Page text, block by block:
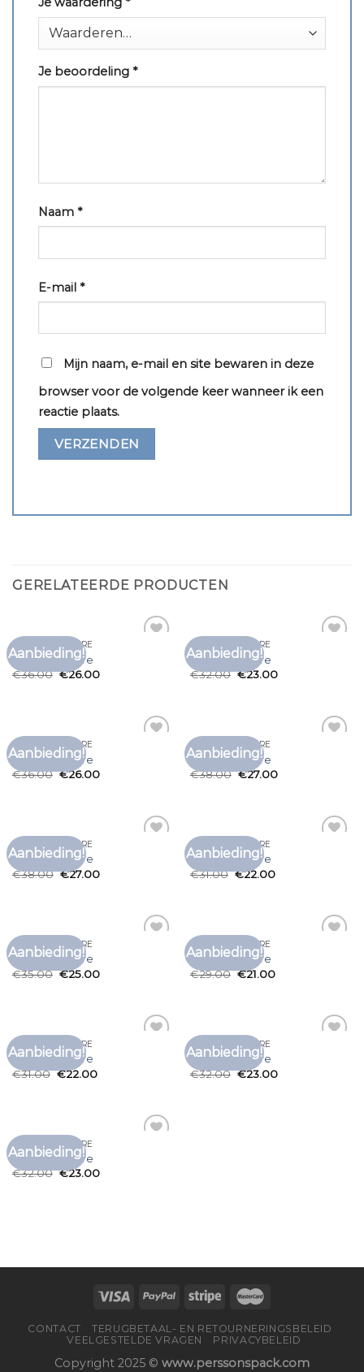
Je beoordeling *
Naam *
E-mail *
Mijn naam, e-mail en site bewaren in deze
browser voor de volgende keer wanneer ik een
reactie plaats.
GERELATEERDE PRODUCTEN
Aanbieding!
T SHIRT THE CURE
t shirt the cure
€36.00 €26.00
Aanbieding!
T SHIRT THE CURE
t shirt the cure
€32.00 €23.00
Aanbieding!
T SHIRT THE CURE
t shirt the cure
€36.00 €26.00
Aanbieding!
T SHIRT THE CURE
t shirt the cure
€38.00 €27.00
Aanbieding!
T SHIRT THE CURE
t shirt the cure
€38.00 €27.00
Aanbieding!
T SHIRT THE CURE
t shirt the cure
€31.00 €22.00
Aanbieding!
T SHIRT THE CURE
t shirt the cure
€35.00 €25.00
Aanbieding!
T SHIRT THE CURE
t shirt the cure
€29.00 €21.00
Aanbieding!
T SHIRT THE CURE
t shirt the cure
€31.00 €22.00
Aanbieding!
T SHIRT THE CURE
t shirt the cure
€32.00 €23.00
Aanbieding!
T SHIRT THE CURE
t shirt the cure
€32.00 €23.00
CONTACT
TERUGBETAAL- EN RETOURNERINGSBELEID
VEELGESTELDE VRAGEN
PRIVACYBELEID
Copyright 2025 © www.perssonspack.com